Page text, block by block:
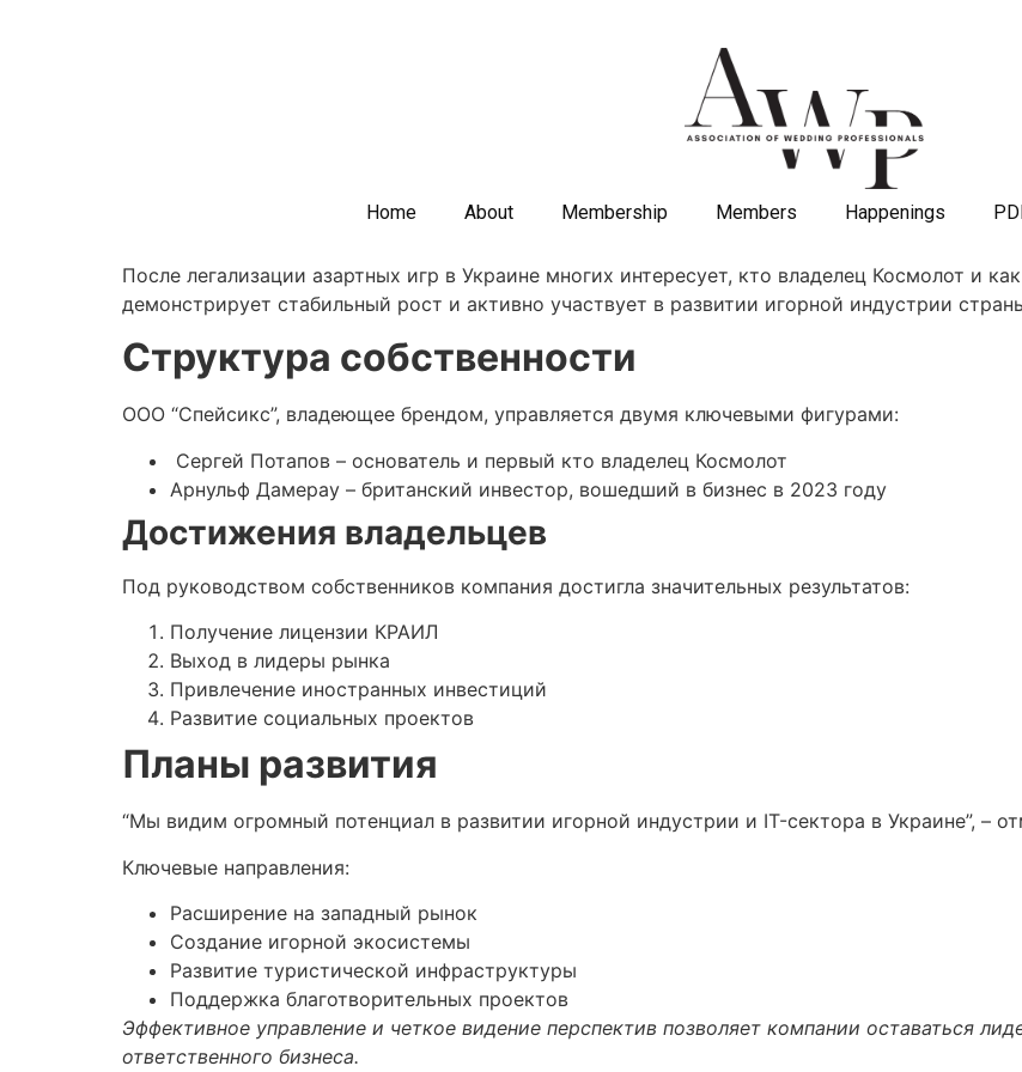
Home About Membership Members Happenings
После легализации азартных игр в Украине многих интересует, кто владелец Космолот и
демонстрирует стабильный рост и активно участвует в развитии игорной индустрии
Структура собственности
ООО “Спейсикс”, владеющее брендом, управляется двумя ключевыми фигурами:
Сергей Потапов – основатель и первый кто владелец Космолот
Арнульф Дамерау – британский инвестор, вошедший в бизнес в 2023 году
Достижения владельцев
Под руководством собственников компания достигла значительных результатов:
Получение лицензии КРАИЛ
Выход в лидеры рынка
Привлечение иностранных инвестиций
Развитие социальных проектов
Планы развития
“Мы видим огромный потенциал в развитии игорной индустрии и IT-сектора в Украине”, –
Ключевые направления:
Расширение на западный рынок
Создание игорной экосистемы
Развитие туристической инфраструктуры
Поддержка благотворительных проектов
Эффективное управление и четкое видение перспектив позволяет компании оставаться
ответственного бизнеса.